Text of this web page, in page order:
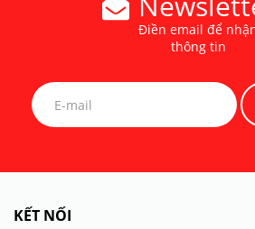
Điền email để
thông tin
KẾT NỐI